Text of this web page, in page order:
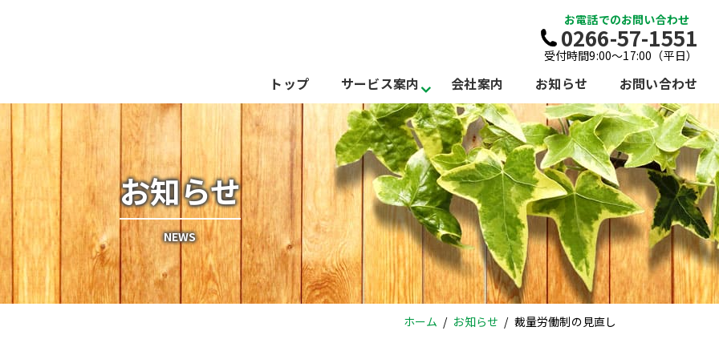
お電話でのお問い合わせ
0266-57-1551
受付時間9:00～17:00（平日）
トップ サービス案内 会社案内 お知らせ お問い合わせ
お知らせ
NEWS
ホーム お知らせ 裁量労働制の見直し